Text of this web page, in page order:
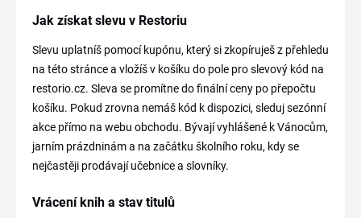
Jak získat slevu v Restoriu
Slevu uplatníš pomocí kupónu, který si zkopíruješ z přehledu
na této stránce a vložíš v košíku do pole pro slevový kód na
restorio.cz. Sleva se promítne do finální ceny po přepočtu
košíku. Pokud zrovna nemáš kód k dispozici, sleduj sezónní
akce přímo na webu obchodu. Bývají vyhlášené k Vánocům,
jarním prázdninám a na začátku školního roku, kdy se
nejčastěji prodávají učebnice a slovníky.
Vrácení knih a stav titulů